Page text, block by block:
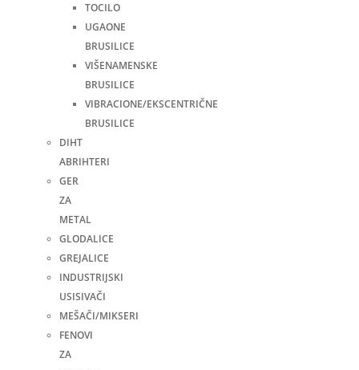
TOCILO
UGAONE
BRUSILICE
VIŠENAMENSKE
BRUSILICE
VIBRACIONE/EKSCENTRIČNE
BRUSILICE
DIHT
ABRIHTERI
GER
ZA
METAL
GLODALICE
GREJALICE
INDUSTRIJSKI
USISIVAČI
MEŠAČI/MIKSERI
FENOVI
ZA